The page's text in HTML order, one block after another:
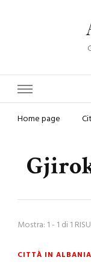
Home page
Mostra: 1 - 1 di 1
CITTÀ IN ALBANIA